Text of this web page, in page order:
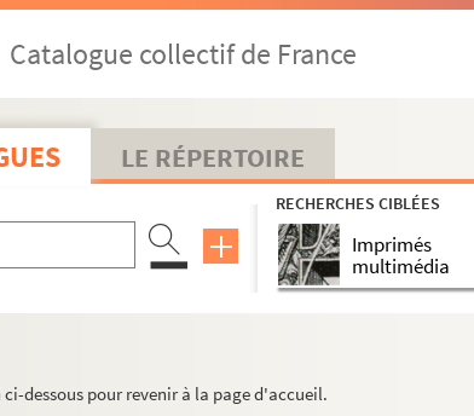
Catalogue collectif de France
LE RÉPERTOIRE
RECHERCHES CIBLÉES
Imprimés
multimédia
dessous pour revenir à la page d'accueil.